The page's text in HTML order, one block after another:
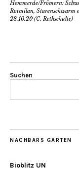
Hemmerde/Frömern:
Rotmilan, Starenschwarm
28.10.20 (C. Rethschulte)
Suchen
NACHBARS GARTEN
Bioblitz UN